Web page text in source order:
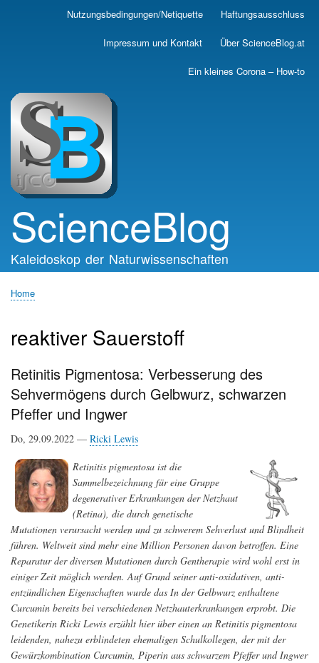
Skip
main
Nutzungsbedingungen/Netiquette Haftungsausschluss
Impressum und Kontakt Über ScienceBlog.at
Ein kleines Corona – How-to
ScienceBlog
Kaleidoskop der Naturwissenschaften
Home
reaktiver Sauerstoff
Retinitis Pigmentosa: Verbesserung des
Sehvermögens durch Gelbwurz, schwarzen
Pfeffer und Ingwer
Do, 29.09.2022 — Ricki Lewis
Retinitis pigmentosa ist die
Sammelbezeichnung für eine Gruppe
degenerativer Erkrankungen der Netzhaut
(Retina), die durch genetische
Mutationen verursacht werden und zu schwerem Sehverlust und Blindheit
führen. Weltweit sind mehr eine Million Personen davon betroffen. Eine
Reparatur der diversen Mutationen durch Gentherapie wird wohl erst in
einiger Zeit möglich werden. Auf Grund seiner anti-oxidativen, anti-
entzündlichen Eigenschaften wurde das In der Gelbwurz enthaltene
Curcumin bereits bei verschiedenen Netzhauterkrankungen erprobt. Die
Genetikerin Ricki Lewis erzählt hier über einen an Retinitis pigmentosa
leidenden, nahezu erblindeten ehemaligen Schulkollegen, der mit der
Gewürzkombination Curcumin, Piperin aus schwarzem Pfeffer und Ingwer